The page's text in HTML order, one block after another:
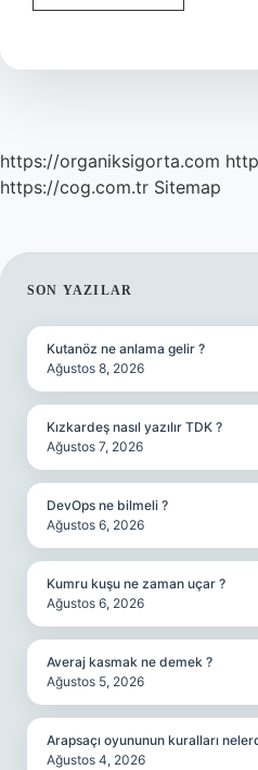
Eksikliği
Mi
https://organiksigorta.com
https://cog.com.tr Sitemap
SIDEBAR
SON YAZILAR
Kutanöz ne anlama gelir ?
Ağustos 8, 2026
Kızkardeş nasıl yazılır TDK ?
Ağustos 7, 2026
DevOps ne bilmeli ?
Ağustos 6, 2026
Kumru kuşu ne zaman uçar ?
Ağustos 6, 2026
Averaj kasmak ne demek ?
Ağustos 5, 2026
Arapsaçı oyununun kuralları
Ağustos 4, 2026